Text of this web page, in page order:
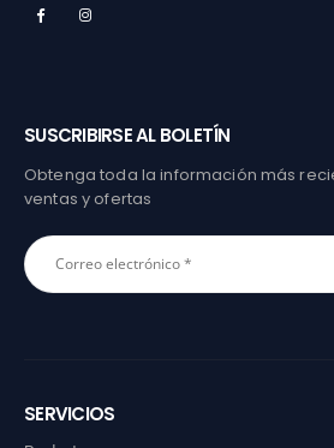
SUSCRIBIRSE AL BOLETÍN
Obtenga toda la información más
ventas y ofertas
SERVICIOS